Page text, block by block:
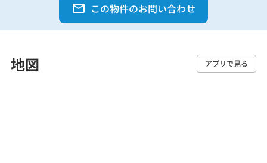
この物件のお問い合わせ
地図 アプリで見る